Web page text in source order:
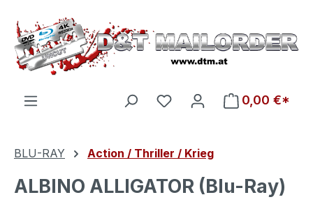
Zum Hauptinhalt springen
Du hast 0 Produkte auf
0,00 €*
BLU-RAY Action / Thriller / Krieg
ALBINO ALLIGATOR (Blu-Ray)